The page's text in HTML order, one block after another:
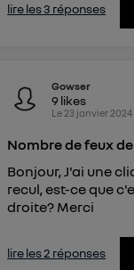
lire les 3 réponses
Gowser
9 likes
Le 23 janvier 2024
Nombre de feux
Bonjour, J'ai une
recul, est-ce que
droite? Merci
lire les 2 réponses